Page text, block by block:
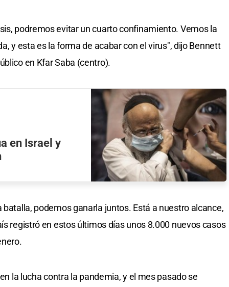
podremos evitar un cuarto confinamiento. Vemos la
y esta es la forma de acabar con el virus", dijo Bennett
en Kfar Saba (centro).
en Israel y
podemos ganarla juntos. Está a nuestro alcance,
registró en estos últimos días unos 8.000 nuevos casos
la lucha contra la pandemia, y el mes pasado se